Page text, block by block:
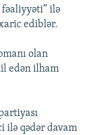
ilə
ediblər.
olan
edən ilham
ilə qədər davam